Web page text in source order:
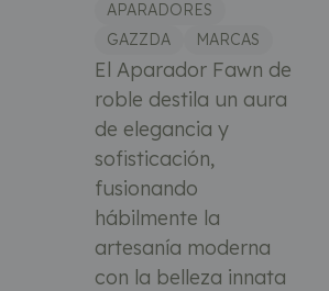
APARADORES
GAZZDA
MARCAS
El Aparador Fawn de
roble destila un aura
de elegancia y
sofisticación,
fusionando
hábilmente la
artesanía moderna
con la belleza innata